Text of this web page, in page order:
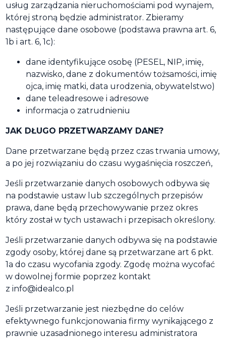
usług zarządzania nieruchomościami pod wynajem,
której stroną będzie administrator. Zbieramy
następujące dane osobowe (podstawa prawna art. 6,
1b i art. 6, 1c):
dane identyfikujące osobę (PESEL, NIP, imię,
nazwisko, dane z dokumentów tożsamości, imię
ojca, imię matki, data urodzenia, obywatelstwo)
dane teleadresowe i adresowe
informacja o zatrudnieniu
JAK DŁUGO PRZETWARZAMY DANE?
Dane przetwarzane będą przez czas trwania umowy,
a po jej rozwiązaniu do czasu wygaśnięcia roszczeń,
Jeśli przetwarzanie danych osobowych odbywa się
na podstawie ustaw lub szczególnych przepisów
prawa, dane będą przechowywanie przez okres
który został w tych ustawach i przepisach określony.
Jeśli przetwarzanie danych odbywa się na podstawie
zgody osoby, której dane są przetwarzane art 6 pkt.
1a do czasu wycofania zgody. Zgodę można wycofać
w dowolnej formie poprzez kontakt
z info@idealco.pl
Jeśli przetwarzanie jest niezbędne do celów
efektywnego funkcjonowania firmy wynikającego z
prawnie uzasadnionego interesu administratora